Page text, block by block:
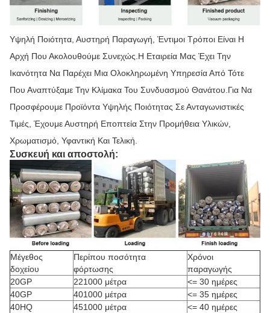
Υψηλή Ποιότητα, Αυστηρή Παραγωγή, Έντιμοι Τρόποι Είναι Η
Αρχή Που Ακολουθούμε Συνεχώς.Η Εταιρεία Μας Έχει Την
Ικανότητα Να Παρέχει Μια Ολοκληρωμένη Υπηρεσία Από Τότε
Που Αναπτύξαμε Την Κλίμακα Του Συνδυασμού Θανάτου.Για Να
Προσφέρουμε Προϊόντα Υψηλής Ποιότητας Σε Ανταγωνιστικές
Τιμές, Έχουμε Αυστηρή Εποπτεία Στην Προμήθεια Υλικών,
Χρωματισμό, Υφαντική Και Τελική.
Συσκευή και αποστολή:
Μέγεθος
δοχείου
Περίπου ποσότητα
φόρτωσης
Χρόνοι
παραγωγής
20GP
221000 μέτρα
<= 30 ημέρες
40GP
401000 μέτρα
<= 35 ημέρες
40HQ
451000 μέτρα
<= 40 ημέρες